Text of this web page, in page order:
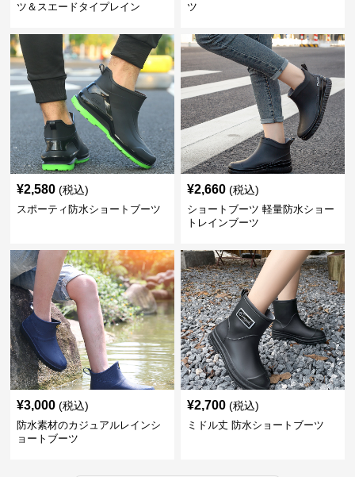
ツ＆スエードタイプレイン
ツ
¥2,580 (税込)
スポーティ防水ショートブーツ
¥2,660 (税込)
ショートブーツ 軽量防水ショー
トレインブーツ
¥3,000 (税込)
防水素材のカジュアルレインシ
ョートブーツ
¥2,700 (税込)
ミドル丈 防水ショートブーツ